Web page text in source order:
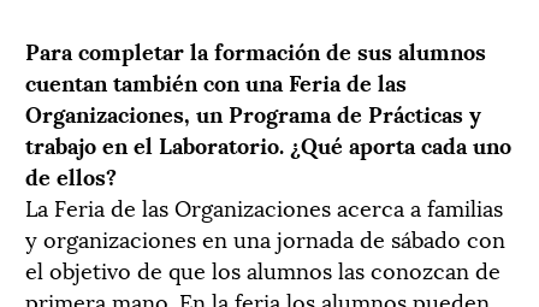
Para completar la formación de sus alumnos
cuentan también con una Feria de las
Organizaciones, un Programa de Prácticas y
trabajo en el Laboratorio. ¿Qué aporta cada uno
de ellos?
La Feria de las Organizaciones acerca a familias
y organizaciones en una jornada de sábado con
el objetivo de que los alumnos las conozcan de
primera mano. En la feria los alumnos pueden